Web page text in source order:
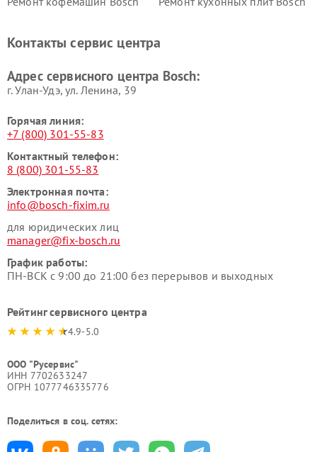
Ремонт сушильных автоматовРемонт морозильных камер
Контакты сервис центра
Адрес сервисного центра Bosch:
г. Улан-Удэ, ул. Ленина, 39
Горячая линия:
+7 (800) 301-55-83
Контактный телефон:
8 (800) 301-55-83
Электронная почта:
info@bosch-fixim.ru
для юридических лиц
manager@fix-bosch.ru
График работы:
ПН-ВСК с 9:00 до 21:00 без перерывов и выходных
Рейтинг сервисного центра
4.9-5.0
ООО "Русервис"
ИНН 7702633247
ОГРН 1077746335776
Поделиться в соц. сетях: